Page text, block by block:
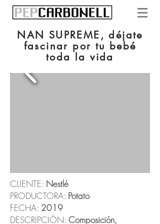
NAN SUPREME, déjate
fascinar por tu bebé
toda la vida
CLIENTE: Nestlé
PRODUCTORA: Potato
FECHA: 2019
DESCRIPCIÓN: Composición,